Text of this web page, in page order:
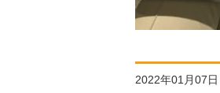
2022年01月07日